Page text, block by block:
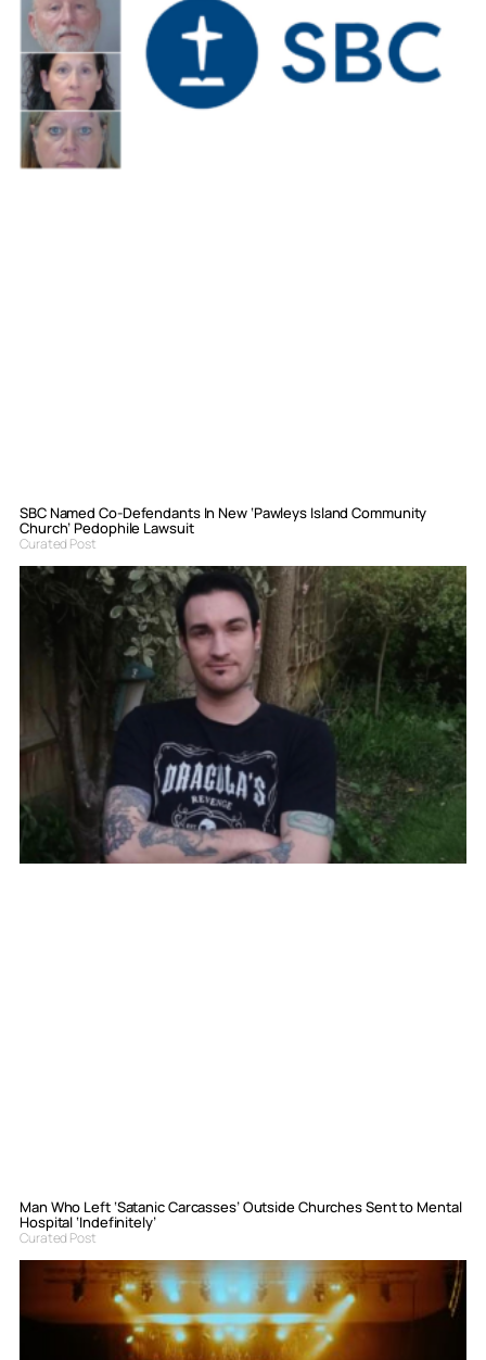
SBC Named Co-Defendants In New ‘Pawleys Island Community
Church’ Pedophile Lawsuit
Curated Post
Man Who Left ‘Satanic Carcasses’ Outside Churches Sent to Mental
Hospital ‘Indefinitely’
Curated Post